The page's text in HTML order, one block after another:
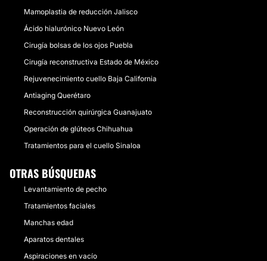
Mamoplastia de reducción Jalisco
Ácido hialurónico Nuevo León
Cirugía bolsas de los ojos Puebla
Cirugía reconstructiva Estado de México
Rejuvenecimiento cuello Baja California
Antiaging Querétaro
Reconstrucción quirúrgica Guanajuato
Operación de glúteos Chihuahua
Tratamientos para el cuello Sinaloa
OTRAS BÚSQUEDAS
Levantamiento de pecho
Tratamientos faciales
Manchas edad
Aparatos dentales
Aspiraciones en vacío